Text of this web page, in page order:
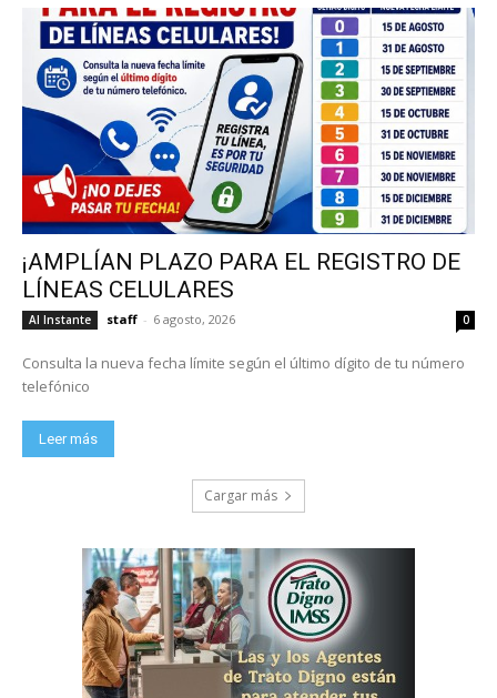
¡AMPLÍAN PLAZO PARA EL REGISTRO DE
LÍNEAS CELULARES
Al Instante staff - 6 agosto, 2026 0
Consulta la nueva fecha límite según el último dígito de tu número
telefónico
Leer más
Cargar más